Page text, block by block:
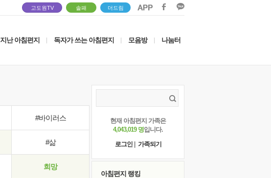
고도원TV 솔패 더드림
지난 아침편지 독자가 쓰는 아침편지 모음방 나눔터
#바이러스
#삶
희망
현재 아침편지 가족은
4,043,019 명입니다.
로그인
가족되기
아침편지 랭킹